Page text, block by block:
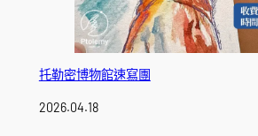
托勒密博物館速寫團
2026.04.18